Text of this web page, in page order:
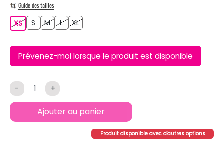
Guide des tailles
XSXS S MM LL XLXL
Prévenez-moi lorsque le produit est disponible
- +
Ajouter au panier
Produit disponible avec d'autres options